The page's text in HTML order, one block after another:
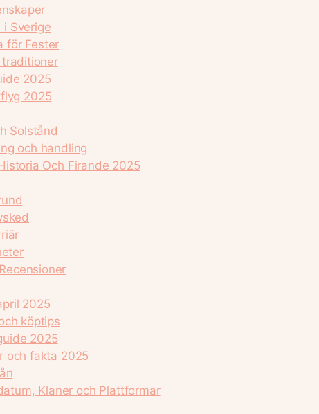
i Sverige
för Fester
2025
2025
Solstånd
och handling
Och Firande 2025
2025
köptips
2025
och fakta 2025
Klaner och Plattformar